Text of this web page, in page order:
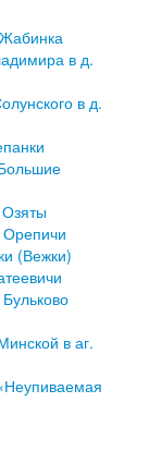
в д.
в д.
Озяты
(Вежки)
в аг.